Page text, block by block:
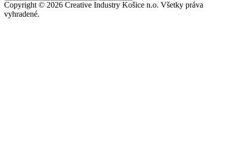
Copyright © 2026 Creative Industry Košice n.o. Všetky práva
vyhradené.